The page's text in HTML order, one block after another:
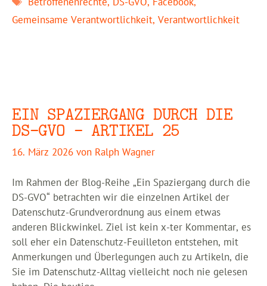
Gemeinsame Verantwortlichkeit, Verantwortlichkeit
EIN SPAZIERGANG DURCH DIE
DS-GVO – ARTIKEL 25
16. März 2026 von Ralph Wagner
Im Rahmen der Blog-Reihe „Ein Spaziergang durch die
DS-GVO“ betrachten wir die einzelnen Artikel der
Datenschutz-Grundverordnung aus einem etwas
anderen Blickwinkel. Ziel ist kein x-ter Kommentar, es
soll eher ein Datenschutz-Feuilleton entstehen, mit
Anmerkungen und Überlegungen auch zu Artikeln, die
Sie im Datenschutz-Alltag vielleicht noch nie gelesen